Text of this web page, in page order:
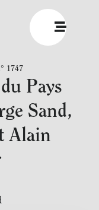
1747
Pays
Sand,
Alain